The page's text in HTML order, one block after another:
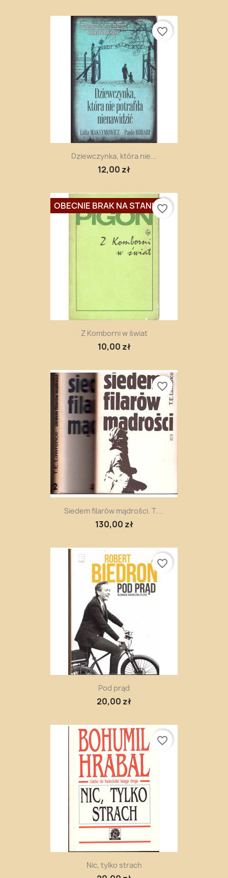
Dziewczynka, która nie...
12,00 zł
favorite_border
Z Komborni w świat
10,00 zł
OBECNIE BRAK NA STANIEfavorite_border
Siedem filarów mądrości. T....
130,00 zł
favorite_border
Pod prąd
20,00 zł
favorite_border
Nic, tylko strach
favorite_border